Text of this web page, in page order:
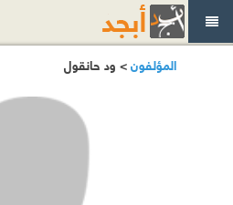
المؤلفون> ود حانقول